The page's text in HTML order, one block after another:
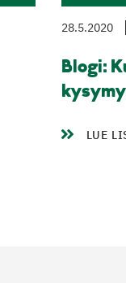
28.5.2020
Blogi:
LUE